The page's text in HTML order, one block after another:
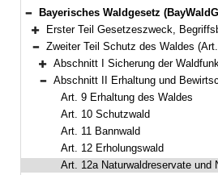
Bereich reduzieren
Bayerisches Waldgesetz (BayWaldG) in der Fassung der Bekanntmachung vom
Bereich erweitern
Erster Teil Gesetzeszweck,
Bereich reduzieren
Zweiter Teil Schutz des Waldes
Bereich erweitern
Abschnitt I Sicherung der
Bereich reduzieren
Abschnitt II Erhaltung und
Art. 9 Erhaltung des Waldes
Art. 10 Schutzwald
Art. 11 Bannwald
Art. 12 Erholungswald
Art. 12a Naturwaldreservate und